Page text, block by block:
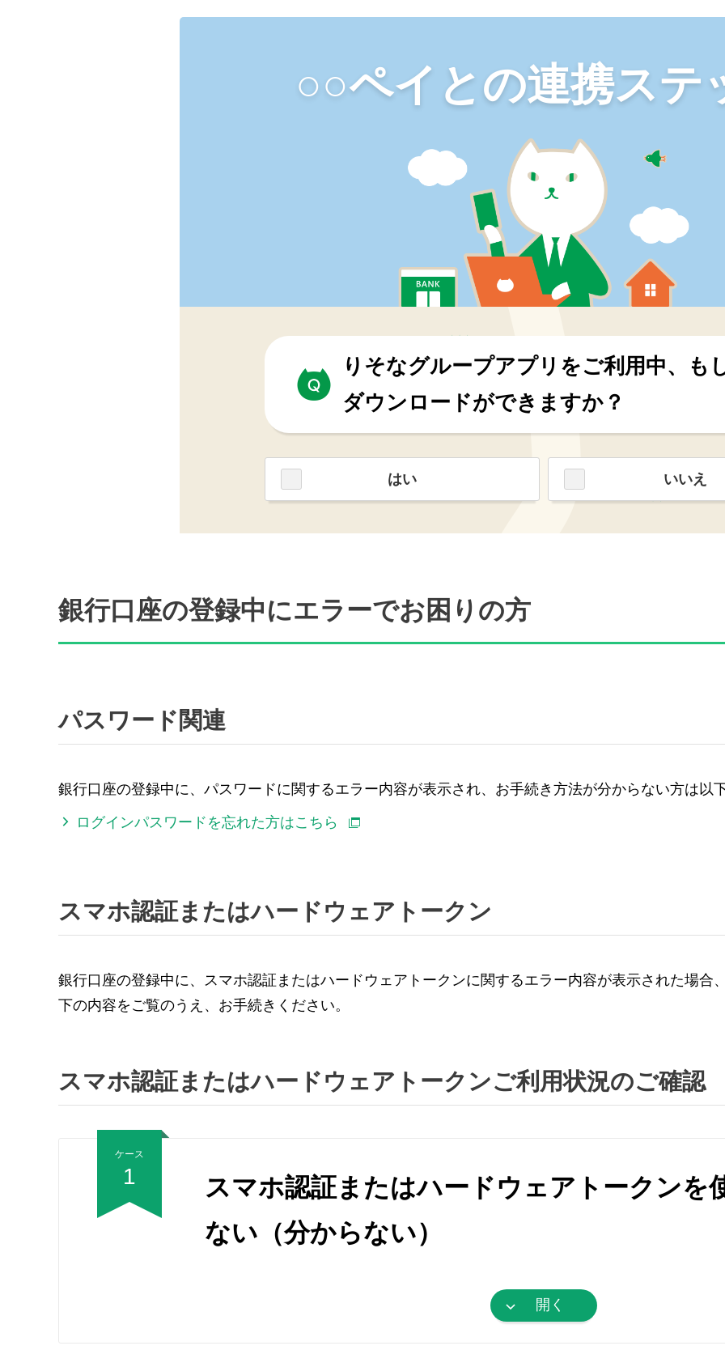
○○ペイとの連携ステ
りそなグループアプリをご利用中、も
ダウンロードができますか？
はい いいえ
銀行口座の登録中にエラーでお困りの方
パスワード関連
銀行口座の登録中に、パスワードに関するエラー内容が表示され、お手続き方法が分からない方は以
ログインパスワードを忘れた方はこちら
スマホ認証またはハードウェアトークン
銀行口座の登録中に、スマホ認証またはハードウェアトークンに関するエラー内容が表示された場合
下の内容をご覧のうえ、お手続きください。
スマホ認証またはハードウェアトークンご利用状況のご確認
ケース
1
スマホ認証またはハードウェアトークンを
ない（分からない）
開く